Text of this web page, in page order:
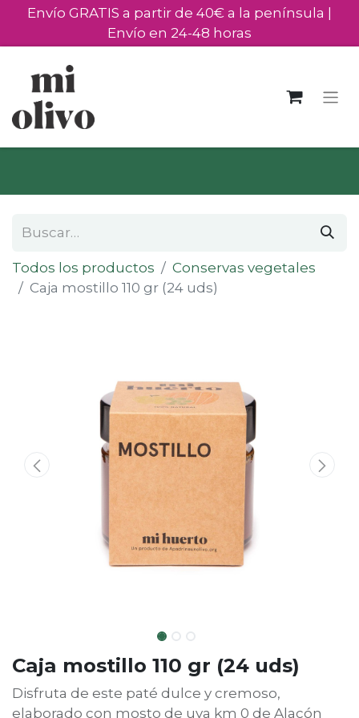
Envío GRATIS a partir de 40€ a la península |
Envío en 24-48 horas
Todos los productos
Conservas vegetales
Caja mostillo 110 gr (24 uds)
Caja mostillo 110 gr (24 uds)
Disfruta de este paté dulce y cremoso,
elaborado con mosto de uva km 0 de Alacón